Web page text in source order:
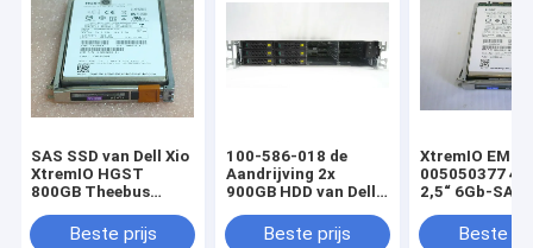
SAS SSD van Dell Xio
XtremIO HGST
800GB Theebus
118033288-01 van
Beste prijs
100-586-018 de
Aandrijving 2x
900GB HDD van Dell
Controller Kylin
Beste prijs
XtremIO EMC
005050377
2,5“ 6Gb-SAS
HDD Beste